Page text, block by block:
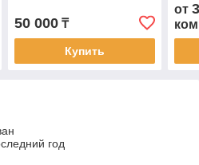
50 000₸
Купить
от
год